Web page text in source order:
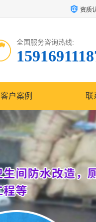
资质
全国服务咨询热线:
客户案例 联